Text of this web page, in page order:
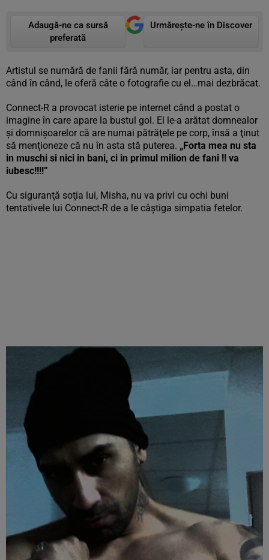
Adaugă-ne ca sursă
preferată
Urmărește-ne în Discover
Artistul se numără de fanii fără număr, iar pentru asta, din
când în când, le oferă câte o fotografie cu el…mai dezbrăcat.
Connect-R a provocat isterie pe internet când a postat o
imagine în care apare la bustul gol. El le-a arătat domnealor
şi domnişoarelor că are numai pătrăţele pe corp, însă a ţinut
să menţioneze că nu în asta stă puterea. „Forta mea nu sta
in muschi si nici in bani, ci in primul milion de fani !! va
iubesc!!!!”
Cu siguranţă soţia lui, Misha, nu va privi cu ochi buni
tentativele lui Connect-R de a le câştiga simpatia fetelor.